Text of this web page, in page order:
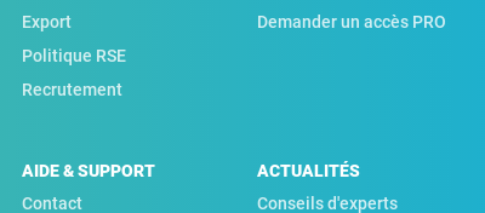
Export
Politique RSE
Recrutement
Demander un accès PRO
AIDE & SUPPORT
Contact
ACTUALITÉS
Conseils d'experts